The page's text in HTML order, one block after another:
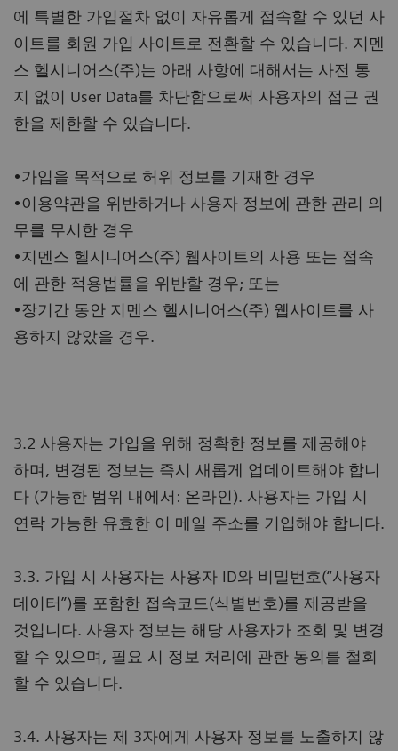
에 특별한 가입절차 없이 자유롭게 접속할 수 있던 사
이트를 회원 가입 사이트로 전환할 수 있습니다. 지멘
스 헬시니어스(주)는 아래 사항에 대해서는 사전 통
지 없이 User Data를 차단함으로써 사용자의 접근 권
한을 제한할 수 있습니다.
•가입을 목적으로 허위 정보를 기재한 경우
•이용약관을 위반하거나 사용자 정보에 관한 관리 의
무를 무시한 경우
•지멘스 헬시니어스(주) 웹사이트의 사용 또는 접속
에 관한 적용법률을 위반할 경우; 또는
•장기간 동안 지멘스 헬시니어스(주) 웹사이트를 사
용하지 않았을 경우.
3.2 사용자는 가입을 위해 정확한 정보를 제공해야
하며, 변경된 정보는 즉시 새롭게 업데이트해야 합니
다 (가능한 범위 내에서: 온라인). 사용자는 가입 시
연락 가능한 유효한 이 메일 주소를 기입해야 합니다.
3.3. 가입 시 사용자는 사용자 ID와 비밀번호(“사용자
데이터”)를 포함한 접속코드(식별번호)를 제공받을
것입니다. 사용자 정보는 해당 사용자가 조회 및 변경
할 수 있으며, 필요 시 정보 처리에 관한 동의를 철회
할 수 있습니다.
3.4. 사용자는 제 3자에게 사용자 정보를 노출하지 않